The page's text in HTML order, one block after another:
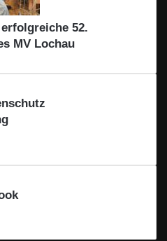
52.
MV Lochau